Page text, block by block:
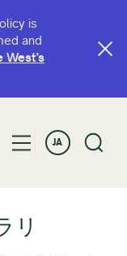
is
and
West’s
JA
リ